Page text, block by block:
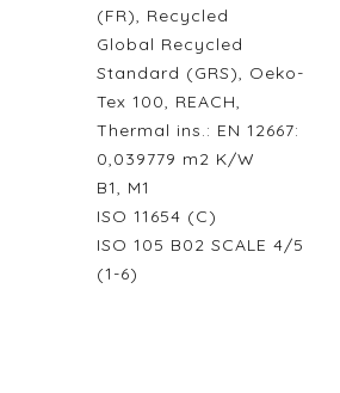
(FR), Recycled
Global Recycled
Standard (GRS), Oeko-
Tex 100, REACH,
Thermal ins.: EN 12667:
0,039779 m2 K/W
B1, M1
ISO 11654 (C)
ISO 105 B02 SCALE 4/5
(1-6)